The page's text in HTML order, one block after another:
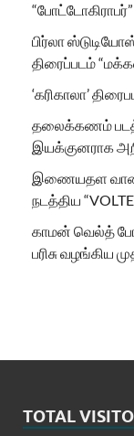
பிர்லா
திரைப்படம்
‘கரிகாலா’
தலைக்கணம்
இயக்குனராக
இணையதள
நடத்திய
காமன் வெல்த்
பரிசு வழங்கிய
TOTAL